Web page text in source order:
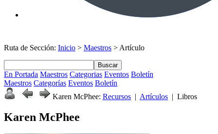
Ruta de Sección: Inicio > Maestros > Artículo
Buscar
En Portada Maestros Categorias Eventos Boletín
Maestros Categorías Eventos Boletín
Karen McPhee: Recursos | Artículos | Libros
Karen McPhee